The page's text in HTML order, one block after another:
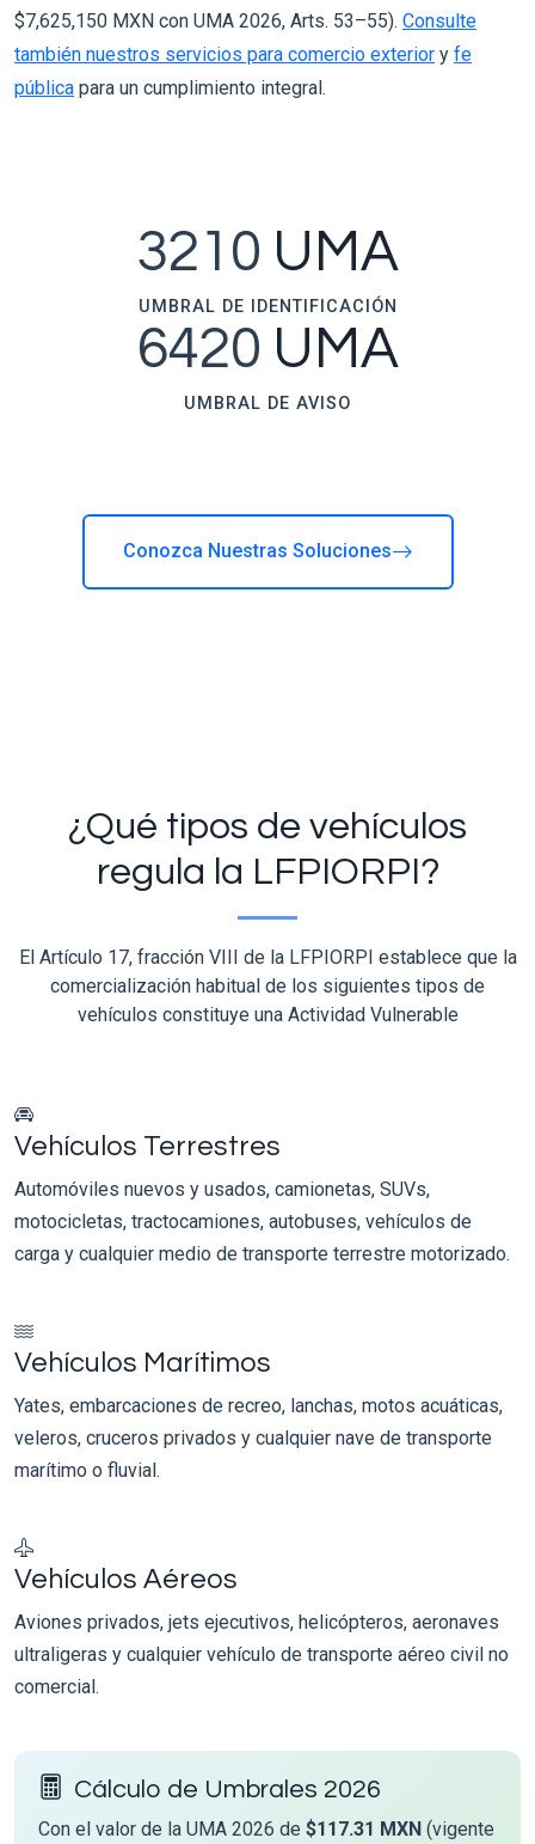
$7,625,150 MXN con UMA 2026, Arts. 53–55). Consulte
también nuestros servicios para comercio exterior y fe
pública para un cumplimiento integral.
3210 UMA
UMBRAL DE IDENTIFICACIÓN
6420 UMA
UMBRAL DE AVISO
Conozca Nuestras Soluciones
¿Qué tipos de vehículos
regula la LFPIORPI?
El Artículo 17, fracción VIII de la LFPIORPI establece que la
comercialización habitual de los siguientes tipos de
vehículos constituye una Actividad Vulnerable
Vehículos Terrestres
Automóviles nuevos y usados, camionetas, SUVs,
motocicletas, tractocamiones, autobuses, vehículos de
carga y cualquier medio de transporte terrestre motorizado.
Vehículos Marítimos
Yates, embarcaciones de recreo, lanchas, motos acuáticas,
veleros, cruceros privados y cualquier nave de transporte
marítimo o fluvial.
Vehículos Aéreos
Aviones privados, jets ejecutivos, helicópteros, aeronaves
ultraligeras y cualquier vehículo de transporte aéreo civil no
comercial.
Cálculo de Umbrales 2026
Con el valor de la UMA 2026 de $117.31 MXN (vigente